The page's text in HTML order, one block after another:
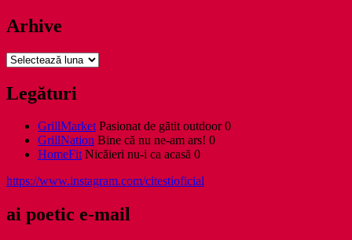
Arhive
Arhive
Legături
GrillMarketPasionat de gătit outdoor 0
GrillNation Bine că nu ne-am ars! 0
HomeFitNicăieri nu-i ca acasă 0
https://www.instagram.com/citestioficial
ai poetic e-mail